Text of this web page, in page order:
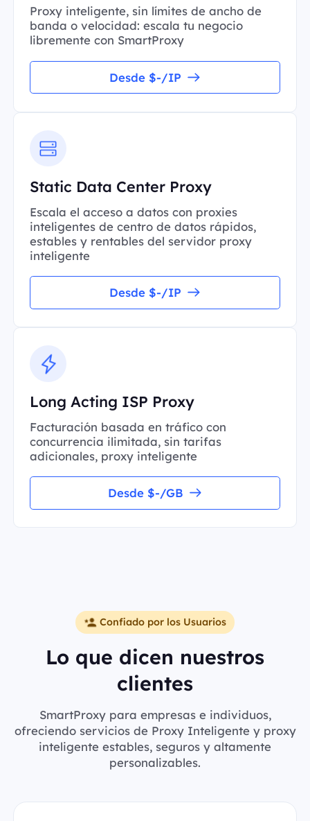
Proxy inteligente, sin límites de ancho de
banda o velocidad: escala tu negocio
libremente con SmartProxy
Desde $-/IP
Static Data Center Proxy
Escala el acceso a datos con proxies
inteligentes de centro de datos rápidos,
estables y rentables del servidor proxy
inteligente
Desde $-/IP
Long Acting ISP Proxy
Facturación basada en tráfico con
concurrencia ilimitada, sin tarifas
adicionales, proxy inteligente
Desde $-/GB
Confiado por los Usuarios
Lo que dicen nuestros
clientes
SmartProxy para empresas e individuos,
ofreciendo servicios de Proxy Inteligente y proxy
inteligente estables, seguros y altamente
personalizables.